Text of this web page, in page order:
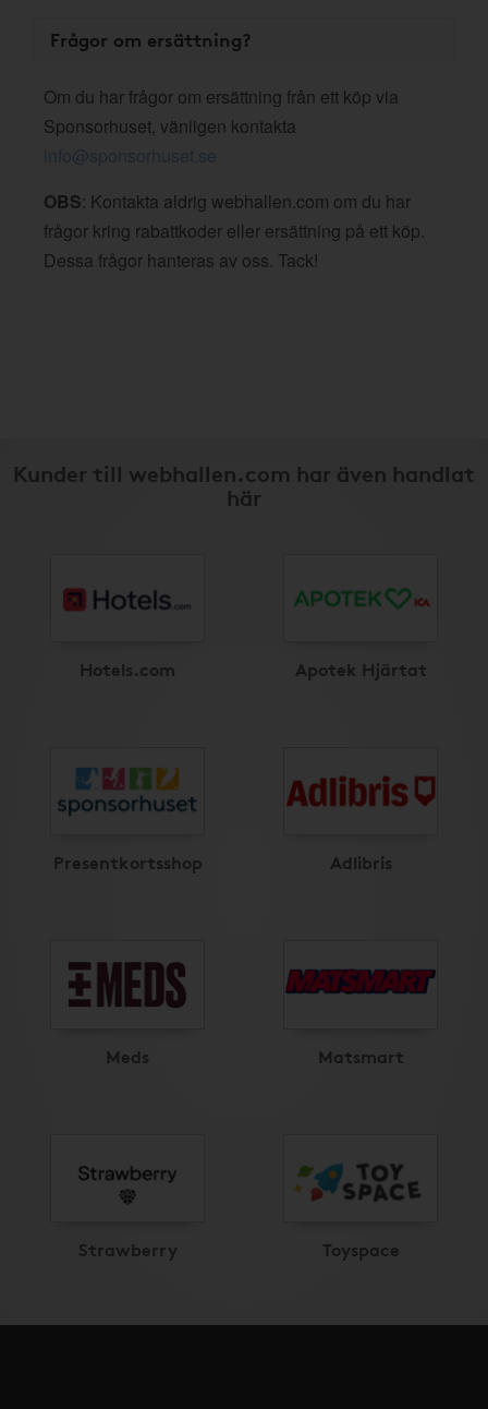
Frågor om ersättning?
Om du har frågor om ersättning från ett köp via
Sponsorhuset, vänligen kontakta
info@sponsorhuset.se
OBS: Kontakta aldrig webhallen.com om du har
frågor kring rabattkoder eller ersättning på ett köp.
Dessa frågor hanteras av oss. Tack!
Kunder till webhallen.com har även handlat
här
Hotels.com Apotek Hjärtat
Presentkortsshop Adlibris
Meds Matsmart
Strawberry Toyspace